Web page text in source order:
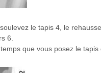
le tapis 4, le
6.
que vous posez le tapis